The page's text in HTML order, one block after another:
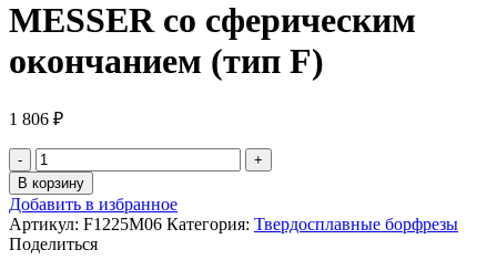
MESSER со сферическим
окончанием (тип F)
1 806 ₽
Количество
товара
Гиперболическая
фреза
MESSER
со
В корзину
Добавить в избранное
Артикул: F1225M06 Категория: Твердосплавные борфрезы
Поделиться